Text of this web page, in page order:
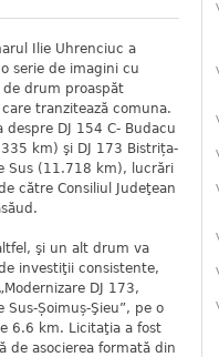
Ilie Uhrenciuc a
serie de imagini cu
de drum proaspăt
tranzitează comuna.
despre DJ 154 C- Budacu
km) şi DJ 173 Bistrița-
Sus (11.718 km), lucrări
către Consiliul Judeţean
şi un alt drum va
investiţii consistente,
DJ 173,
Sus-Șoimuș-Şieu”, pe o
6.6 km. Licitaţia a fost
de asocierea formată din